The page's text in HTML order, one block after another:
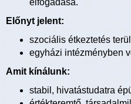
elfogadása.
Előnyt jelent:
szociális étkeztetés
egyházi intézményben
Amit kínálunk:
stabil, hivatástudatra